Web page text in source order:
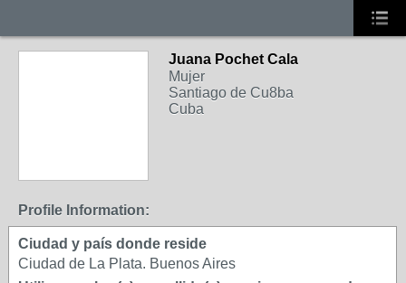
Juana Pochet Cala
Mujer
Santiago de Cu8ba
Cuba
Profile Information:
Ciudad y país donde reside
Ciudad de La Plata. Buenos Aires